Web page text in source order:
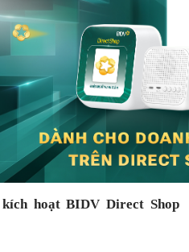
hoạt BIDV Direct Shop